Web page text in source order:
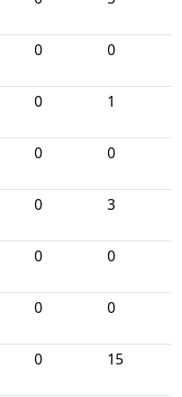
0 0
0 1
0 0
0 3
0 0
0 0
0 15